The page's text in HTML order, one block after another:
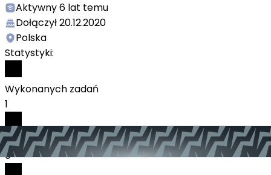
Aktywny6 lat temu
Dołączył20.12.2020
Polska
Statystyki:
Wykonanych zadań
1
Odebranych nagród
0